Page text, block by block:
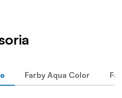
Farby Aqua Color